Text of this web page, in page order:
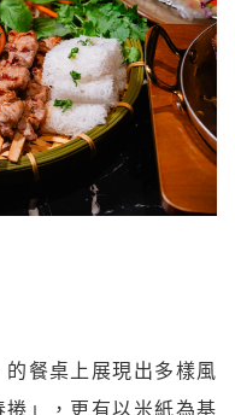
餐桌上展現出多樣風
」，更有以米紙為基